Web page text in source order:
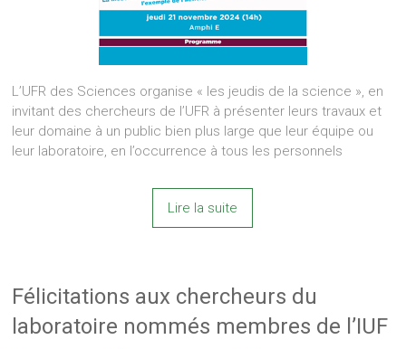
L’UFR des Sciences organise « les jeudis de la science », en
invitant des chercheurs de l’UFR à présenter leurs travaux et
leur domaine à un public bien plus large que leur équipe ou
leur laboratoire, en l’occurrence à tous les personnels
Lire la suite
Félicitations aux chercheurs du
laboratoire nommés membres de l’IUF